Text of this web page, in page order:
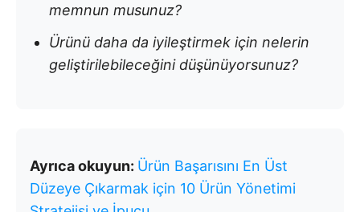
memnun musunuz?
Ürünü daha da iyileştirmek için nelerin
geliştirilebileceğini düşünüyorsunuz?
Ayrıca okuyun: Ürün Başarısını En Üst
Düzeye Çıkarmak için 10 Ürün Yönetimi